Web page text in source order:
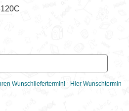
Wunschliefertermin! - Hier Wunschtermin